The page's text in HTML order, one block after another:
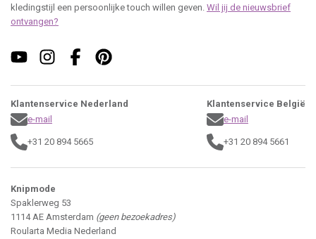
kledingstijl een persoonlijke touch willen geven. Wil jij de nieuwsbrief
ontvangen?
Klantenservice Nederland
e-mail
+31 20 894 5665
Klantenservice België
e-mail
+31 20 894 5661
Knipmode
Spaklerweg 53
1114 AE Amsterdam (geen bezoekadres)
Roularta Media Nederland